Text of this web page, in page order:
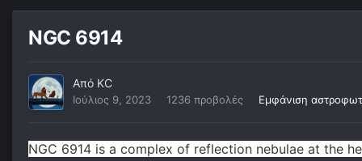
NGC 6914
Από KC
Ιούλιος 9, 2023 1236 προβολές Εμφάνιση
NGC 6914 is a complex of reflection nebulae at the